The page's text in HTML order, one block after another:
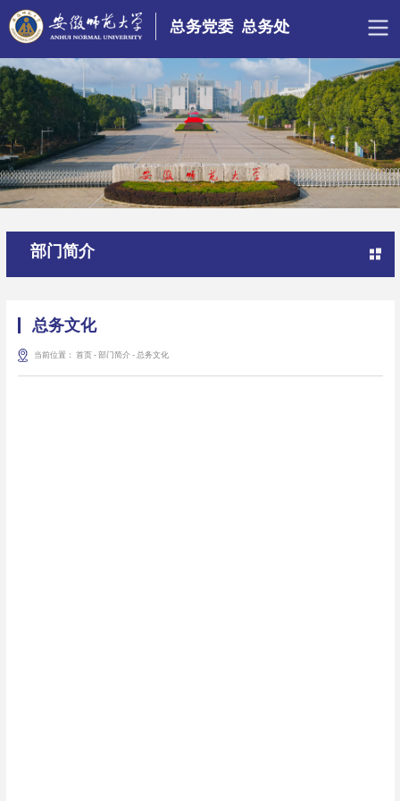
部门简介
总务文化
当前位置： 首页 - 部门简介 - 总务文化